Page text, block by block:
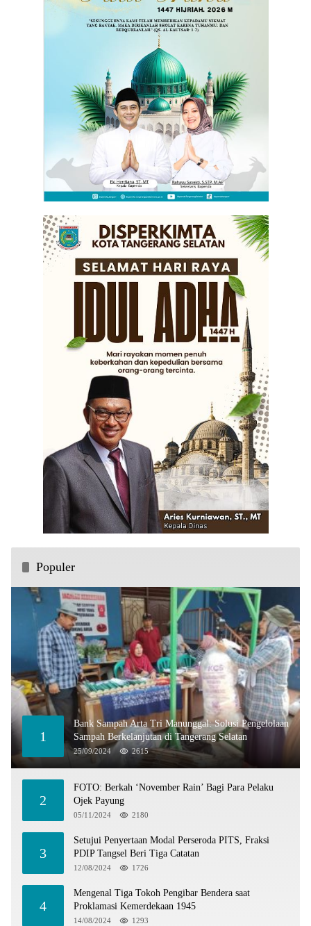
Populer
1
Bank Sampah Arta Tri Manunggal: Solusi Pengelolaan
Sampah Berkelanjutan di Tangerang Selatan
25/09/2024 2615
2
FOTO: Berkah ‘November Rain’ Bagi Para Pelaku
Ojek Payung
05/11/2024 2180
3
Setujui Penyertaan Modal Perseroda PITS, Fraksi
PDIP Tangsel Beri Tiga Catatan
12/08/2024 1726
4
Mengenal Tiga Tokoh Pengibar Bendera saat
Proklamasi Kemerdekaan 1945
14/08/2024 1293